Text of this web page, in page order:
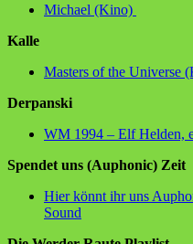
Michael (Kino)
Kalle
Masters of the Universe
Derpanski
WM 1994 – Elf Helden,
Spendet uns (Auphonic) Zeit
Hier könnt ihr uns
Sound